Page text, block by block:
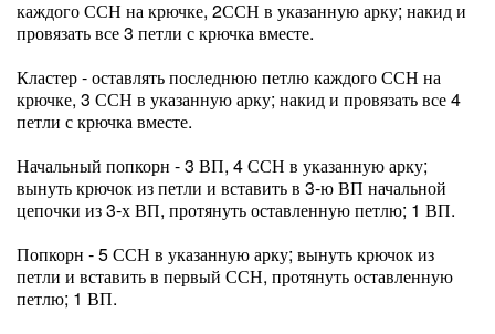
каждого ССН на крючке, 2ССН в указанную арку; накид и
провязать все 3 петли с крючка вместе.
Кластер - оставлять последнюю петлю каждого ССН на
крючке, 3 ССН в указанную арку; накид и провязать все 4
петли с крючка вместе.
Начальный попкорн - 3 ВП, 4 ССН в указанную арку;
вынуть крючок из петли и вставить в 3-ю ВП начальной
цепочки из 3-х ВП, протянуть оставленную петлю; 1 ВП.
Попкорн - 5 ССН в указанную арку; вынуть крючок из
петли и вставить в первый ССН, протянуть оставленную
петлю; 1 ВП.